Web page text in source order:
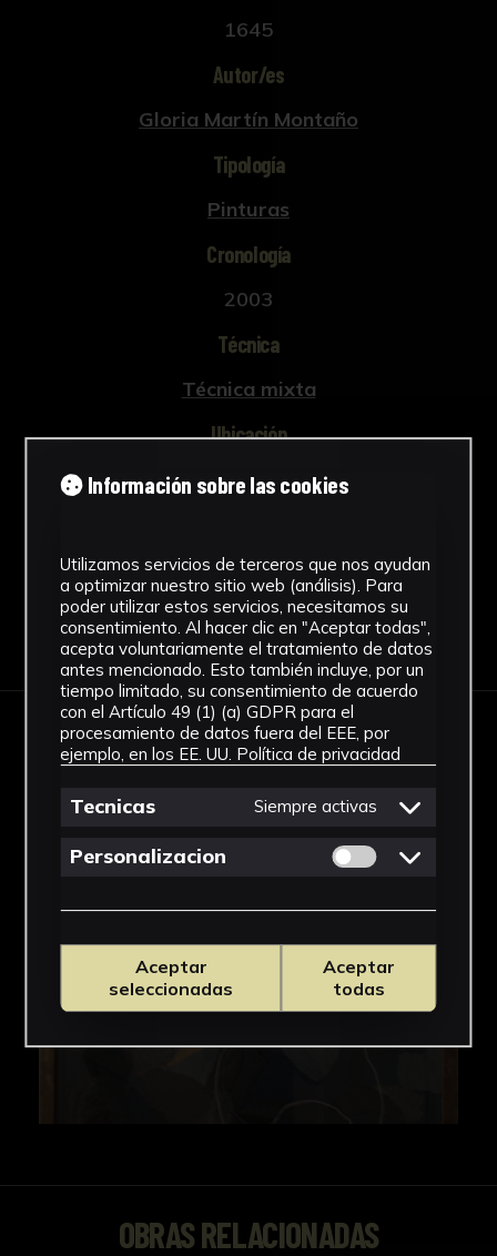
1645
Autor/es
Gloria Martín Montaño
Tipología
Pinturas
Cronología
2003
Técnica
Técnica mixta
Ubicación
Rectorado
Descargar Ficha
IMÁGENES
OBRAS RELACIONADAS
Información sobre las cookies
Utilizamos servicios de terceros que nos ayudan
a optimizar nuestro sitio web (análisis). Para
poder utilizar estos servicios, necesitamos su
consentimiento. Al hacer clic en "Aceptar todas",
acepta voluntariamente el tratamiento de datos
antes mencionado. Esto también incluye, por un
tiempo limitado, su consentimiento de acuerdo
con el Artículo 49 (1) (a) GDPR para el
procesamiento de datos fuera del EEE, por
ejemplo, en los EE. UU. Política de privacidad
Tecnicas Siempre activas
Personalizacion Permitir cookies
Aceptar
seleccionadas
Aceptar
todas